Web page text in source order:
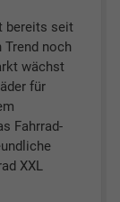
bereits seit
noch
wächst
für
Fahrrad-
XXL